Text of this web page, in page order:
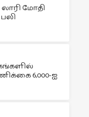
மோதி
6,000-ஐ